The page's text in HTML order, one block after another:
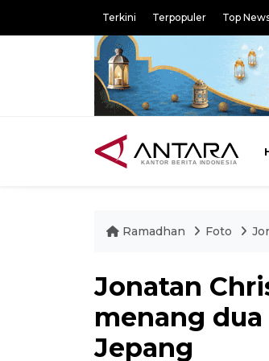
Terkini Terpopuler Top
Ramadhan Foto
Jonatan
menang
Jepang